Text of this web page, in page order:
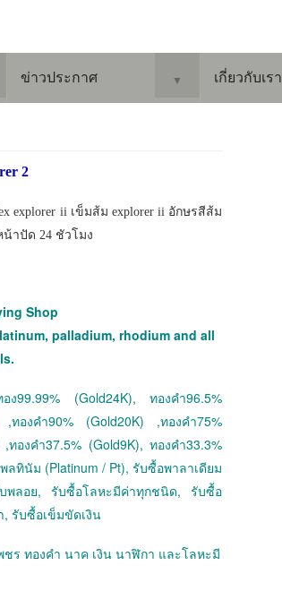
ข่าวประกาศ ▼ เกี่ยวกับเรา
2
explorer ii เข็มส้ม explorer ii อักษรสีส้ม
าปัด 24 ชัวโมง
Shop
palladium, rhodium and all
99.99% (Gold24K), ทองคำ96.5%
ทองคำ90% (Gold20K) ,ทองคำ75%
ทองคำ37.5% (Gold9K), ทองคำ33.3%
ลทินัม (Platinum / Pt), รับซื้อพาลาเดียม
บพลอย, รับซื้อโลหะมีค่าทุกชนิด, รับซื้อ
รับซื้อเข็มขัดเงิน
ร ทองคำ นาค เงิน นาฬิกา และโลหะมี